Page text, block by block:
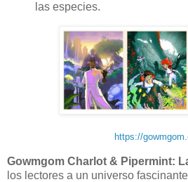
las especies.
https://
Gowmgom Charlot & Pipermint:
los lectores a un universo